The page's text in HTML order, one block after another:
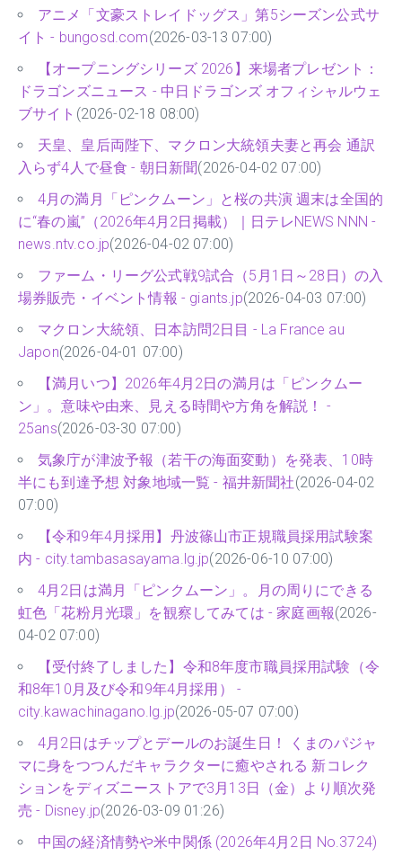
アニメ「文豪ストレイドッグス」第5シーズン公式サ
イト - bungosd.com(2026-03-13 07:00)
【オープニングシリーズ 2026】来場者プレゼント：
ドラゴンズニュース - 中日ドラゴンズ オフィシャルウェ
ブサイト (2026-02-18 08:00)
天皇、皇后両陛下、マクロン大統領夫妻と再会 通訳
入らず4人で昼食 - 朝日新聞(2026-04-02 07:00)
4月の満月「ピンクムーン」と桜の共演 週末は全国的
に“春の嵐”（2026年4月2日掲載）｜日テレNEWS NNN -
news.ntv.co.jp(2026-04-02 07:00)
ファーム・リーグ公式戦9試合（5月1日～28日）の入
場券販売・イベント情報 - giants.jp(2026-04-03 07:00)
マクロン大統領、日本訪問2日目 - La France au
Japon(2026-04-01 07:00)
【満月いつ】2026年4月2日の満月は「ピンクムー
ン」。意味や由来、見える時間や方角を解説！ -
25ans(2026-03-30 07:00)
気象庁が津波予報（若干の海面変動）を発表、10時
半にも到達予想 対象地域一覧 - 福井新聞社(2026-04-02
07:00)
【令和9年4月採用】丹波篠山市正規職員採用試験案
内 - city.tambasasayama.lg.jp(2026-06-10 07:00)
4月2日は満月「ピンクムーン」。月の周りにできる
虹色「花粉月光環」を観察してみては - 家庭画報(2026-
04-02 07:00)
【受付終了しました】令和8年度市職員採用試験（令
和8年10月及び令和9年4月採用） -
city.kawachinagano.lg.jp(2026-05-07 07:00)
4月2日はチップとデールのお誕生日！ くまのパジャ
マに身をつつんだキャラクターに癒やされる 新コレク
ションをディズニーストアで3月13日（金）より順次発
売 - Disney.jp(2026-03-09 01:26)
中国の経済情勢や米中関係 (2026年4月2日 No.3724)